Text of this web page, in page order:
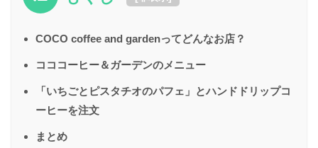
COCO coffee and gardenってどんなお店？
コココーヒー＆ガーデンのメニュー
「いちごとピスタチオのパフェ」とハンドドリップコ
ーヒーを注文
まとめ